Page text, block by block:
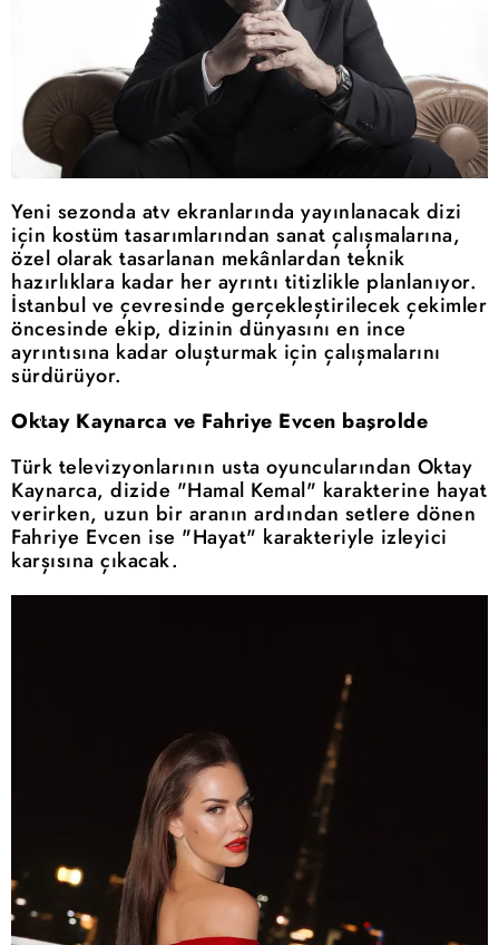
Yeni sezonda atv ekranlarında yayınlanacak dizi
için kostüm tasarımlarından sanat çalışmalarına,
özel olarak tasarlanan mekânlardan teknik
hazırlıklara kadar her ayrıntı titizlikle planlanıyor.
İstanbul ve çevresinde gerçekleştirilecek çekimler
öncesinde ekip, dizinin dünyasını en ince
ayrıntısına kadar oluşturmak için çalışmalarını
sürdürüyor.
Oktay Kaynarca ve Fahriye Evcen başrolde
Türk televizyonlarının usta oyuncularından Oktay
Kaynarca, dizide "Hamal Kemal" karakterine hayat
verirken, uzun bir aranın ardından setlere dönen
Fahriye Evcen ise "Hayat" karakteriyle izleyici
karşısına çıkacak.